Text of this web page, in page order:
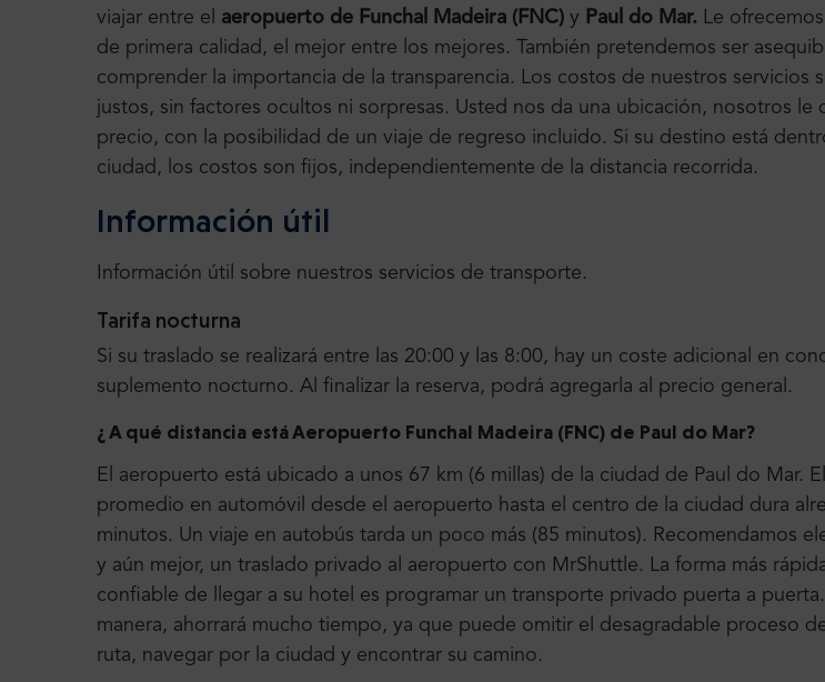
viajar entre el aeropuerto de Funchal Madeira (FNC) y Paul do Mar. Le
de primera calidad, el mejor entre los mejores. También pretendemos ser
comprender la importancia de la transparencia. Los costos de nuestros servicios
justos, sin factores ocultos ni sorpresas. Usted nos da una ubicación, nosotros le
precio, con la posibilidad de un viaje de regreso incluido. Si su destino está
ciudad, los costos son fijos, independientemente de la distancia recorrida.
Información útil
Información útil sobre nuestros servicios de transporte.
Tarifa nocturna
Si su traslado se realizará entre las 20:00 y las 8:00, hay un coste adicional en
suplemento nocturno. Al finalizar la reserva, podrá agregarla al precio general.
¿ A qué distancia está Aeropuerto Funchal Madeira (FNC) de Paul do Mar?
El aeropuerto está ubicado a unos 67 km (6 millas) de la ciudad de Paul do Mar.
promedio en automóvil desde el aeropuerto hasta el centro de la ciudad dura
minutos. Un viaje en autobús tarda un poco más (85 minutos). Recomendamos
y aún mejor, un traslado privado al aeropuerto con MrShuttle. La forma más
confiable de llegar a su hotel es programar un transporte privado puerta a
manera, ahorrará mucho tiempo, ya que puede omitir el desagradable proceso
ruta, navegar por la ciudad y encontrar su camino.